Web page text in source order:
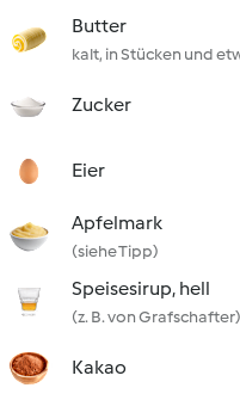
Butter
kalt, in Stücken und
Zucker
Eier
Apfelmark
(siehe Tipp)
Speisesirup, hell
(z. B. von Grafschafter)
Kakao